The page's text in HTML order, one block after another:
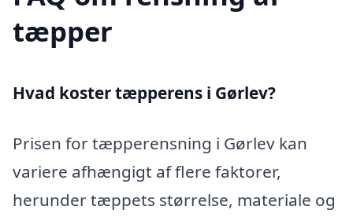
tæpper
Hvad koster tæpperens i Gørlev?
Prisen for tæpperensning i Gørlev kan
variere afhængigt af flere faktorer,
herunder tæppets størrelse, materiale og